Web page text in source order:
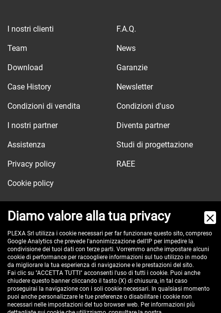
Via dell'Orologio, 103
40037 Sasso Marconi (BO) - ITALY
Tel:+390516517911
Pec:plexa@pec.it
VAT id: IT00582201208
Reg. Imp. BO e C.F. 02485560375
REA 296635 - cap. soc. € 100.000 i.v.
I nostri clienti F.A.Q.
Team News
Download Garanzie
Case History Newsletter
Condizioni di vendita Condizioni d'uso
I nostri partner Diventa partner
Assistenza Studi di progettazione
Privacy policy RAEE
Cookie policy
Diamo valore alla tua privacy
PLEXA Srl utilizza i cookie necessari per far funzionare questo sito, compreso
Google Analytics che prevede l'anonimizzazione dell'IP per impedire la
condivisione dei tuoi dati con terze parti. Vorremmo anche impostare alcuni
cookie di performance per racoogliere informazioni sul tuo utilizzo in modo
da migliorare la tua esperienza di navigazione e le prestazioni del sito.
Fai clic su "ACCETTA TUTTI" acconsenti l'uso di tutti i cookie. Puoi anche
chiudere questo banner cliccando il tasto (X) di chiusura, in tal caso
proseguirai la navigazione con i soli cookie necessari. In qualsiasi momento
puoi anche personalizzare le tue preferenze o disabilitare i cookie non
necessari nelle impostazioni del tuo browser web. Per informazioni più